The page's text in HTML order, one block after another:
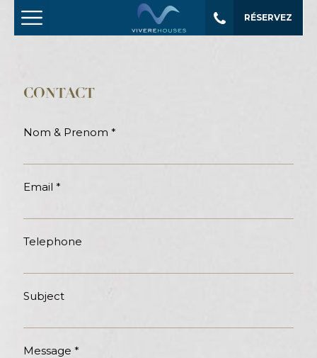
RÉSERVEZ
CONTACT
Nom & Prenom *
Email *
Telephone
Subject
Message *